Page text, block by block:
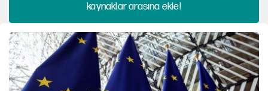
kaynaklar arasına ekle!